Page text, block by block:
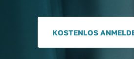
KOSTENLOS